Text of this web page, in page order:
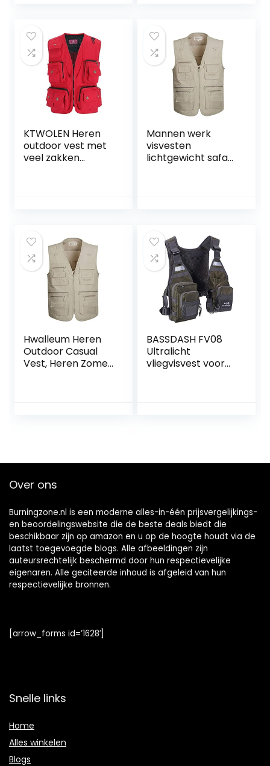
KTWOLEN Heren
outdoor vest met
veel zakken
Mannen werk
visvesten
lichtgewicht safari
Hwalleum Heren
Outdoor Casual
Vest, Heren Zomer
Reizen Vissen
Camping
BASSDASH FV08
Ultralicht
vliegvisvest voor
Over ons
Burningzone.nl is een moderne alles-in-één prijsvergelijkings-
en beoordelingswebsite die de beste deals biedt die
beschikbaar zijn op amazon en u op de hoogte houdt via de
laatst toegevoegde blogs. Alle afbeeldingen zijn
auteursrechtelijk beschermd door hun respectievelijke
eigenaren. Alle geciteerde inhoud is afgeleid van hun
respectievelijke bronnen.
[arrow_forms id=’1628′]
Snelle links
Home
Alles winkelen
Blogs